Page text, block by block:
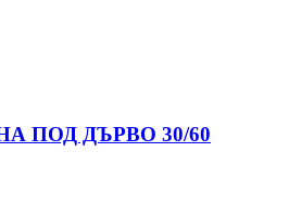
ПОД ДЪРВО 30/60